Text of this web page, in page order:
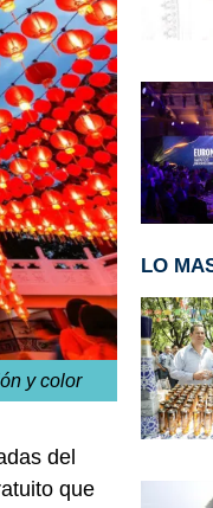
y color
del
que
LO